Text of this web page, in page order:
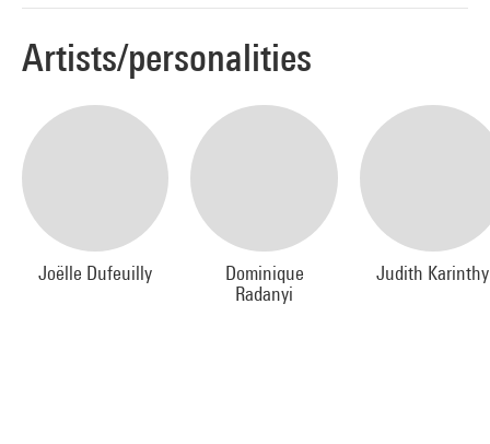
Artists/personalities
Joëlle Dufeuilly
Dominique
Radanyi
Judith Karinthy